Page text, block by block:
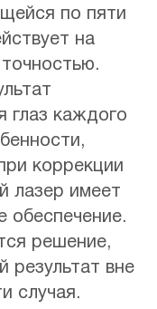
по пяти
на
глаз каждого
коррекции
лазер имеет
обеспечение.
решение,
результат вне
случая.